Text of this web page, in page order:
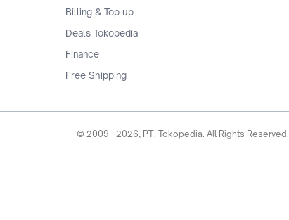
Billing & Top up
Deals Tokopedia
Finance
Free Shipping
© 2009 - 2026, PT. Tokopedia. All Rights Reserved.